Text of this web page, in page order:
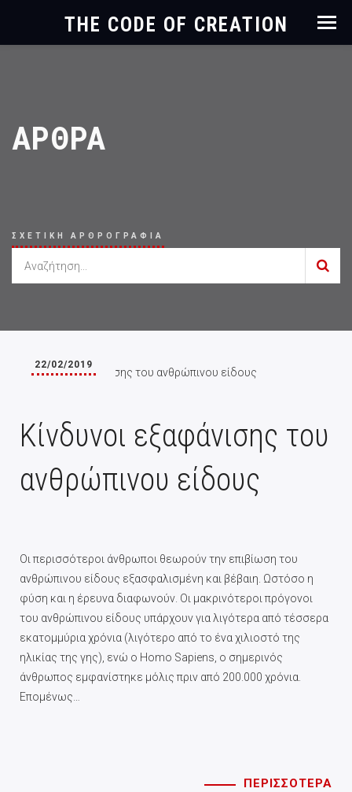
THE CODE OF CREATION
ΑΡΘΡΑ
ΣΧΕΤΙΚΗ ΑΡΘΡΟΓΡΑΦΙΑ
22/02/2019
Κίνδυνοι εξαφάνισης του
ανθρώπινου είδους
Οι περισσότεροι άνθρωποι θεωρούν την επιβίωση του
ανθρώπινου είδους εξασφαλισμένη και βέβαιη. Ωστόσο η
φύση και η έρευνα διαφωνούν. Οι μακρινότεροι πρόγονοι
του ανθρώπινου είδους υπάρχουν για λιγότερα από τέσσερα
εκατομμύρια χρόνια (λιγότερο από το ένα χιλιοστό της
ηλικίας της γης), ενώ ο Homo Sapiens, ο σημερινός
άνθρωπος εμφανίστηκε μόλις πριν από 200.000 χρόνια.
Επομένως…
ΠΕΡΙΣΣΟΤΕΡΑ